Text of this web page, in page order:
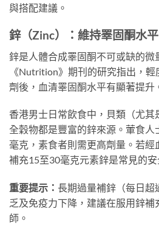
與搭配建議。
鋅（Zinc）：維持睪固酮水
鋅是人體合成睪固酮不可或缺的微
《Nutrition》期刊的研究指出，
劑後，血清睪固酮水平有顯著提升
香港男士日常飲食中，貝類（尤
全穀物都是豐富的鋅來源。葷食人
毫克，素食者則需更高劑量。若經
補充15至30毫克元素鋅是常見的安
重要提示： 長期過量補鋅（每日超
乏及免疫力下降，建議在服用鋅
師。